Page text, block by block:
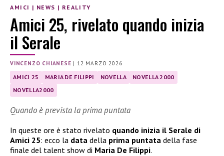
AMICI | NEWS | REALITY
Amici 25, rivelato quando inizia
il Serale
VINCENZO CHIANESE | 12 MARZO 2026
AMICI 25 MARIA DE FILIPPI NOVELLA
NOVELLA 2000
NOVELLA2000
Quando è prevista la prima puntata
In queste ore è stato rivelato quando inizia il Serale di
Amici 25: ecco la data della prima puntata della fase
finale del talent show di Maria De Filippi.